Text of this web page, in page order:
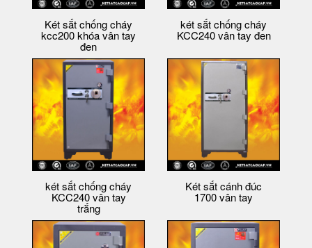
Két sắt chống cháy
kcc200 khóa vân tay
đen
két sắt chống cháy
KCC240 vân tay đen
két sắt chống cháy
KCC240 vân tay
trắng
Két sắt cánh đúc
1700 vân tay